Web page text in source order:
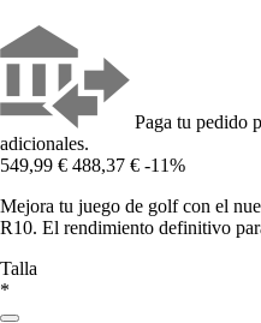
Paga tu pedido
adicionales.
549,99 € 488,37 € -11%
Mejora tu juego de golf con el
R10. El rendimiento definitivo
Talla
*